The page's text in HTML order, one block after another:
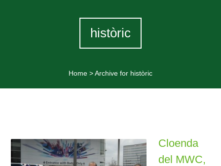
històric
Home>Archive for històric
Cloenda
del MWC,